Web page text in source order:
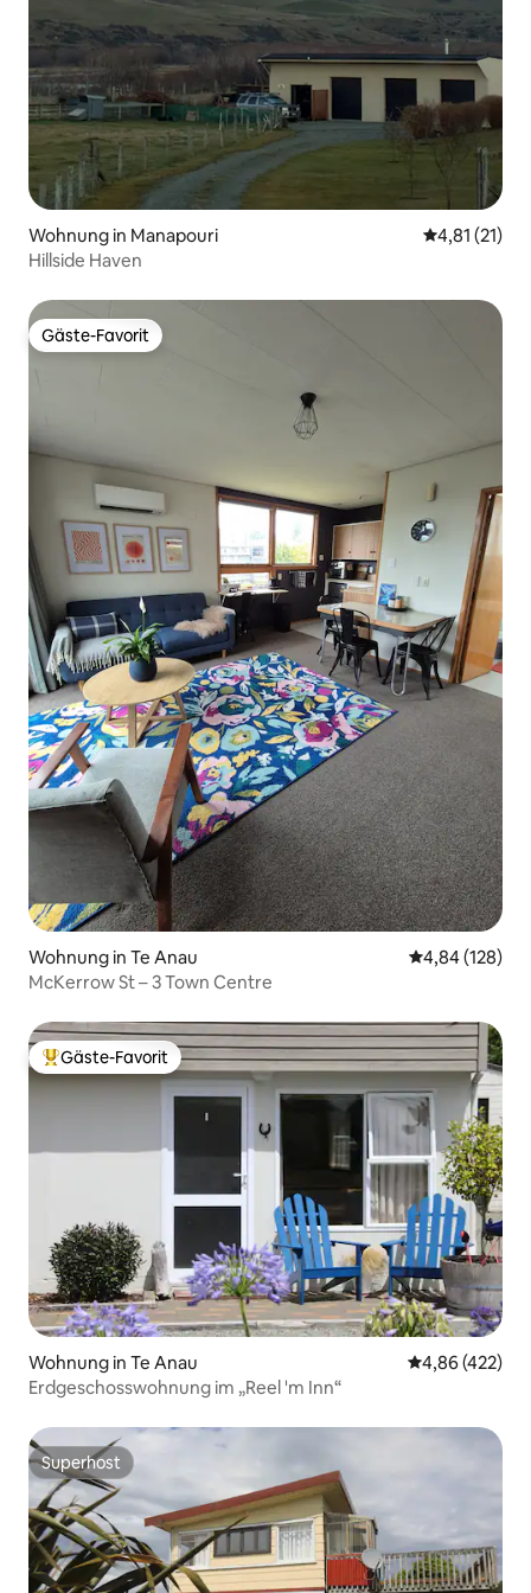
Wohnung in Manapouri
4,81 (21)
Hillside Haven
Gäste-Favorit
Gäste-Favorit
Wohnung in Te Anau
4,84 (128)
McKerrow St – 3 Town Centre
Beliebter Gäste-Favorit.
Gäste-Favorit
Wohnung in Te Anau
4,86 (422)
Erdgeschosswohnung im „Reel 'm Inn“
Superhost
Superhost